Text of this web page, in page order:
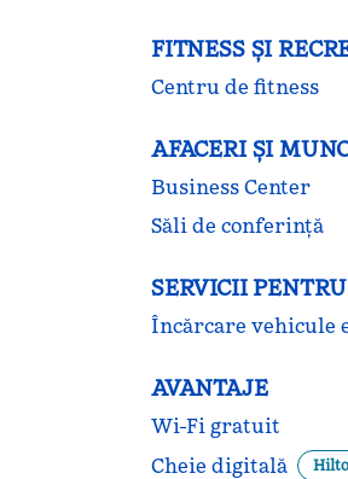
FITNESS ŞI
Centru de fitness
AFACERI ȘI
Business Center
Săli de conferință
SERVICII
Încărcare vehicule
AVANTAJE
Wi-Fi gratuit
Cheie digitală